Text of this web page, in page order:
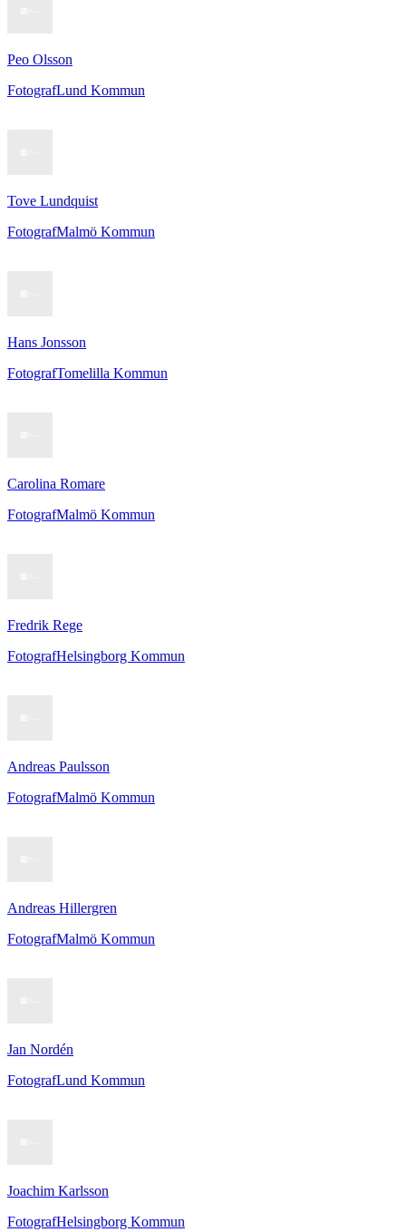
Peo Olsson
FotografLund Kommun
Tove Lundquist
FotografMalmö Kommun
Hans Jonsson
FotografTomelilla Kommun
Carolina Romare
FotografMalmö Kommun
Fredrik Rege
FotografHelsingborg Kommun
Andreas Paulsson
FotografMalmö Kommun
Andreas Hillergren
FotografMalmö Kommun
Jan Nordén
FotografLund Kommun
Joachim Karlsson
FotografHelsingborg Kommun